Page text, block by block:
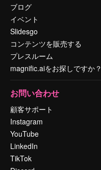
ブログ
イベント
Slidesgo
コンテンツを販売する
プレスルーム
magnific.aiをお探しですか？
お問い合わせ
顧客サポート
Instagram
YouTube
LinkedIn
TikTok